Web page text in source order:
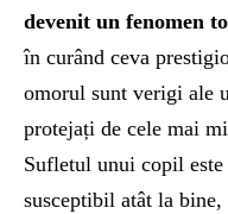
devenit un fenomen
în curând ceva
omorul sunt verigi ale
protejați de cele mai
Sufletul unui copil
susceptibil atât la bine,